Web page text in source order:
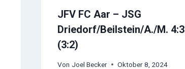
JFV FC Aar – JSG
Driedorf/Beilstein/A./M. 4:3
(3:2)
Von Joel Becker Oktober 8, 2024